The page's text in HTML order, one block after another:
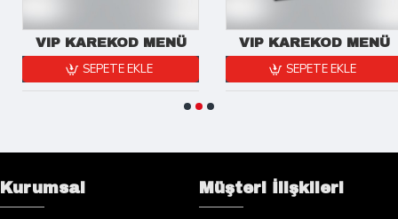
VIP KAREKOD MENÜ
SEPETE EKLE
VIP KAREKOD MENÜ
SEPETE EKLE
Kurumsal Müşteri İlişkileri